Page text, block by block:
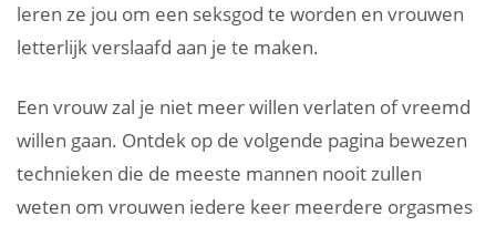
leren ze jou om een seksgod te worden en vrouwen
letterlijk verslaafd aan je te maken.
Een vrouw zal je niet meer willen verlaten of vreemd
willen gaan. Ontdek op de volgende pagina bewezen
technieken die de meeste mannen nooit zullen
weten om vrouwen iedere keer meerdere orgasmes